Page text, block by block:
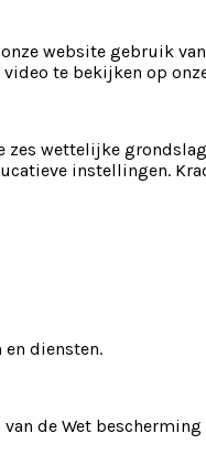
website gebruik
te bekijken op
zes wettelijke
instellingen.
diensten.
de Wet bescherming